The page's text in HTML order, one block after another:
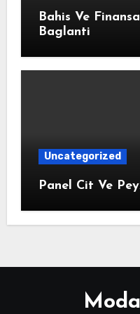
Bahis Ve
Baglanti
Uncategorized
Panel Cit Ve